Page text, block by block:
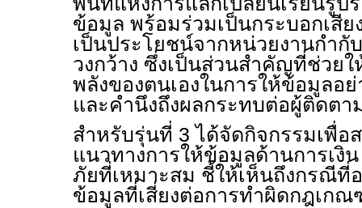
ข้อมูล พร้อมร่วมเป็นกระบอกเสี
เป็นประโยชน์จากหน่วยงานกำ
วงกว้าง ซึ่งเป็นส่วนสำคัญที่ช่วย
พลังของตนเองในการให้ข้อมูลอ
และคำนึงถึงผลกระทบต่อผู้ติดตา
สำหรับรุ่นที่ 3 ได้จัดกิจกรรมเพื่อ
แนวทางการให้ข้อมูลด้านการเงิ
ภัยที่เหมาะสม ชี้ให้เห็นถึงกรณีที่
ข้อมูลที่เสี่ยงต่อการทำผิดกฎเก